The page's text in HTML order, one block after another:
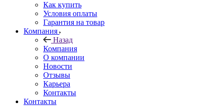
Как купить
Условия оплаты
Гарантия на товар
Компания
Назад
Компания
О компании
Новости
Отзывы
Карьера
Контакты
Контакты